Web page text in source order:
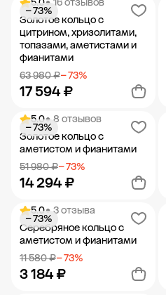
Добавить в корзину
5.0• 16 отзывов
Золотое кольцо с
цитрином, хризолитами,
топазами, аметистами и
фианитами
63 980 ₽− 73%
17 594 ₽
− 73%
Добавить в корзину
5.0• 8 отзывов
Золотое кольцо с
аметистом и фианитами
51 980 ₽− 73%
14 294 ₽
− 73%
Добавить в корзину
5.0• 3 отзыва
Серебряное кольцо с
аметистом и фианитами
11 580 ₽− 73%
3 184 ₽
− 73%